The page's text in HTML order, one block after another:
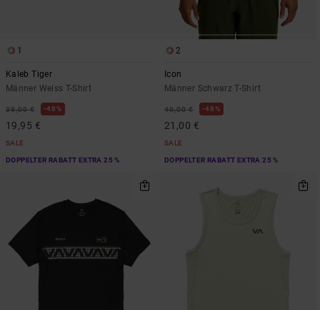
1
Kaleb Tiger
Männer Weiss T-Shirt
38,00 € 48%
19,95 €
SALE
DOPPELTER RABATT EXTRA 25 %
2
Icon
Männer Schwarz T-Shirt
40,00 € 48%
21,00 €
SALE
DOPPELTER RABATT EXTRA 25 %